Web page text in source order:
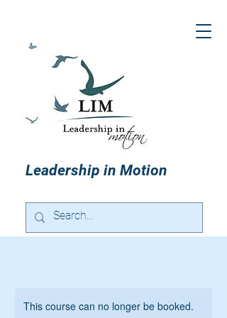
Leadership in Motion
This course can no longer be booked.